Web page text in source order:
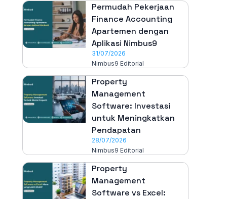
Permudah Pekerjaan
Finance Accounting
Apartemen dengan
Aplikasi Nimbus9
31/07/2026
Nimbus9 Editorial
Property
Management
Software: Investasi
untuk Meningkatkan
Pendapatan
28/07/2026
Nimbus9 Editorial
Property
Management
Software vs Excel: